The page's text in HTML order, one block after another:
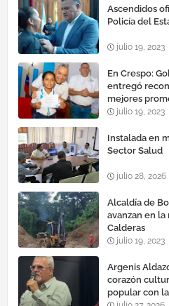
Ascendidos
Policía del
julio 19, 2023
En Crespo:
entregó
mejores
2022 – 2023
julio 19, 2023
Instalada en
Sector Salud
julio 28, 2026
Alcaldía de
avanzan en
Calderas
julio 19, 2023
Argenis
corazón
popular con